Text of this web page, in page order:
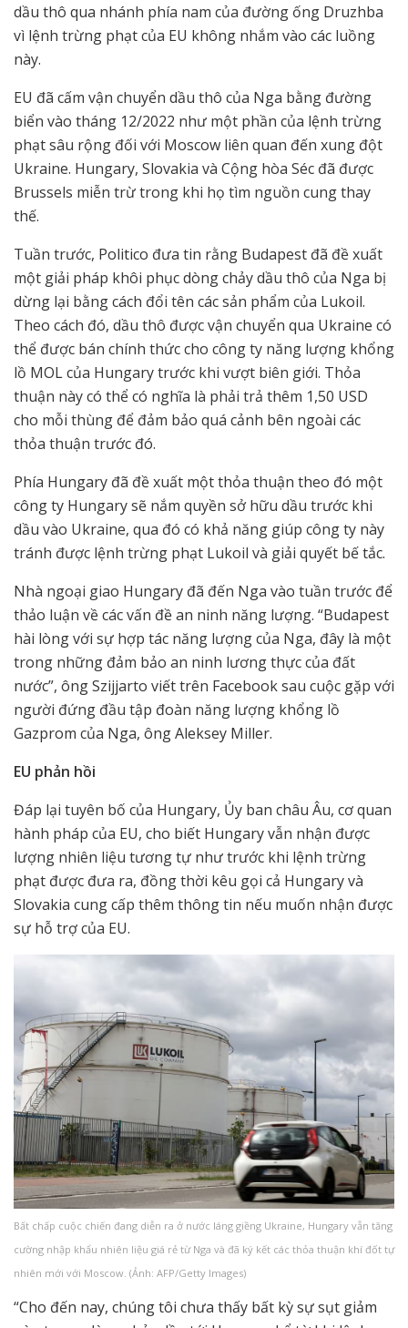
dầu thô qua nhánh phía nam của đường ống Druzhba
vì lệnh trừng phạt của EU không nhắm vào các luồng
này.
EU đã cấm vận chuyển dầu thô của Nga bằng đường
biển vào tháng 12/2022 như một phần của lệnh trừng
phạt sâu rộng đối với Moscow liên quan đến xung đột
Ukraine. Hungary, Slovakia và Cộng hòa Séc đã được
Brussels miễn trừ trong khi họ tìm nguồn cung thay
thế.
Tuần trước, Politico đưa tin rằng Budapest đã đề xuất
một giải pháp khôi phục dòng chảy dầu thô của Nga bị
dừng lại bằng cách đổi tên các sản phẩm của Lukoil.
Theo cách đó, dầu thô được vận chuyển qua Ukraine có
thể được bán chính thức cho công ty năng lượng khổng
lồ MOL của Hungary trước khi vượt biên giới. Thỏa
thuận này có thể có nghĩa là phải trả thêm 1,50 USD
cho mỗi thùng để đảm bảo quá cảnh bên ngoài các
thỏa thuận trước đó.
Phía Hungary đã đề xuất một thỏa thuận theo đó một
công ty Hungary sẽ nắm quyền sở hữu dầu trước khi
dầu vào Ukraine, qua đó có khả năng giúp công ty này
tránh được lệnh trừng phạt Lukoil và giải quyết bế tắc.
Nhà ngoại giao Hungary đã đến Nga vào tuần trước để
thảo luận về các vấn đề an ninh năng lượng. “Budapest
hài lòng với sự hợp tác năng lượng của Nga, đây là một
trong những đảm bảo an ninh lương thực của đất
nước”, ông Szijjarto viết trên Facebook sau cuộc gặp với
người đứng đầu tập đoàn năng lượng khổng lồ
Gazprom của Nga, ông Aleksey Miller.
EU phản hồi
Đáp lại tuyên bố của Hungary, Ủy ban châu Âu, cơ quan
hành pháp của EU, cho biết Hungary vẫn nhận được
lượng nhiên liệu tương tự như trước khi lệnh trừng
phạt được đưa ra, đồng thời kêu gọi cả Hungary và
Slovakia cung cấp thêm thông tin nếu muốn nhận được
sự hỗ trợ của EU.
Bất chấp cuộc chiến đang diễn ra ở nước láng giềng Ukraine, Hungary vẫn tăng
cường nhập khẩu nhiên liệu giá rẻ từ Nga và đã ký kết các thỏa thuận khí đốt tự
nhiên mới với Moscow. (Ảnh: AFP/Getty Images)
“Cho đến nay, chúng tôi chưa thấy bất kỳ sự sụt giảm